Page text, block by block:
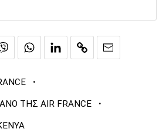
·
ΤΗΣ AIR FRANCE ·